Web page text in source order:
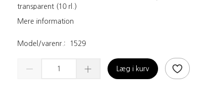
transparent (10 rl.)
Mere information
Model/varenr.: 1529
Læg i kurv